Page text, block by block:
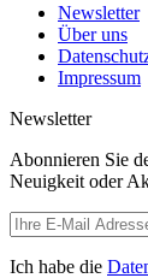
Newsletter
Über uns
Impressum
Newsletter
Abonnieren Sie
Neuigkeit oder
Ich habe die